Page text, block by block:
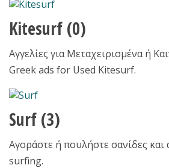
Kitesurf (0)
Αγγελίες για Μεταχειρισμένα ή
Greek ads for Used Kitesurf.
Surf (3)
Αγοράστε ή πουλήστε σανίδες και
surfing.